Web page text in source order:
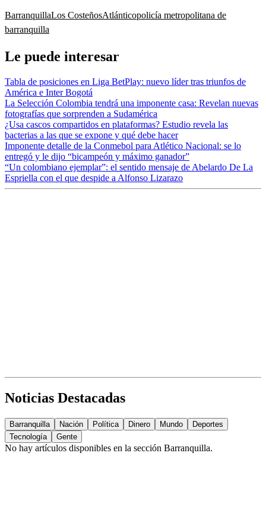
BarranquillaLos CosteñosAtlánticopolicía metropolitana de
barranquilla
Le puede interesar
Tabla de posiciones en Liga BetPlay: nuevo líder tras triunfos de
América e Inter Bogotá
La Selección Colombia tendrá una imponente casa: Revelan nuevas
fotografías que sorprenden a Sudamérica
¿Usa cascos compartidos en plataformas? Estudio revela las
bacterias a las que se expone y qué debe hacer
Imponente detalle de la Conmebol para Atlético Nacional: se lo
entregó y le dijo “bicampeón y máximo ganador”
“Un colombiano ejemplar”: el sentido mensaje de Abelardo De La
Espriella con el que despide a Alfonso Lizarazo
Noticias Destacadas
Barranquilla Nación Política Dinero Mundo
Deportes
Tecnología
Gente
No hay artículos disponibles en la sección Barranquilla.